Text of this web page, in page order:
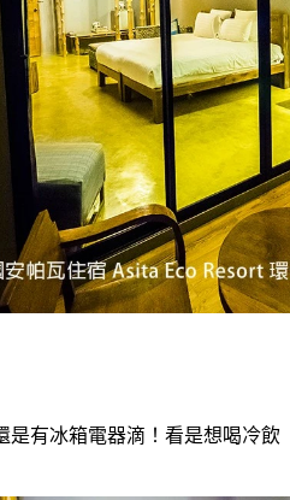
是有冰箱電器滴！看是想喝冷飲